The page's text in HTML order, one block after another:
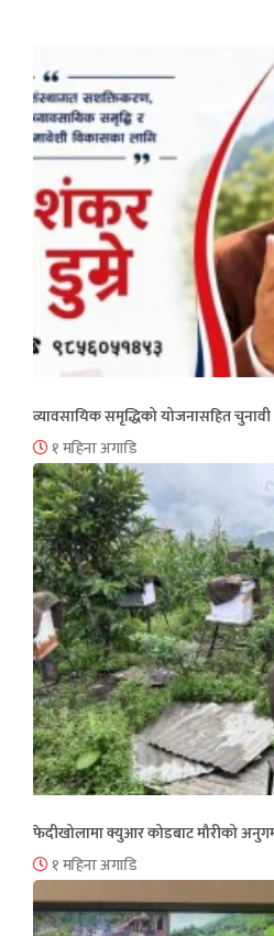
व्यावसायिक समृद्धिको योजनासहित
१ महिना अगाडि
फेदीखोलामा क्युआर कोडबाट मौरीको
१ महिना अगाडि